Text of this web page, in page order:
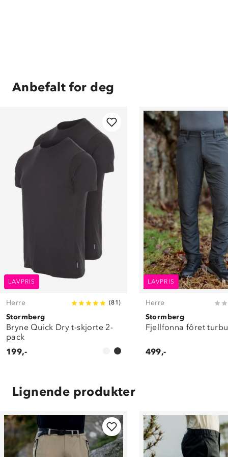
Anbefalt for deg
LAVPRIS
Herre (81 )
Stormberg
Bryne Quick Dry t-skjorte 2-
pack
199,-
LAVPRIS
Herre
Stormberg
Fjellfonna fôret
499,-
Lignende produkter